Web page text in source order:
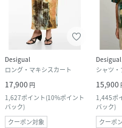
Desigual
ロング・マキシスカート
17,900 円
1,627ポイント(10%ポイント
バック)
クーポン対象
Desigual
シャツ・
15,900
1,445ポ
バック)
クーポ